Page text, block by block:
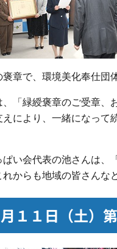
褒章で、環境美化奉仕団
、「緑綬褒章のご受章、
えにより、一緒になって
ぱい会代表の池さんは、
れからも地域の皆さんな
１１日（土）